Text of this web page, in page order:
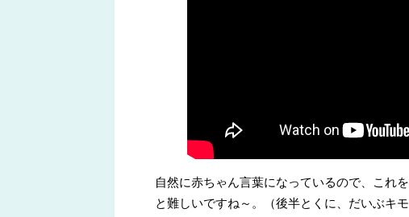
自然に赤ちゃん言葉になっているので、これ
と難しいですね～。（後半とくに、だいぶキ